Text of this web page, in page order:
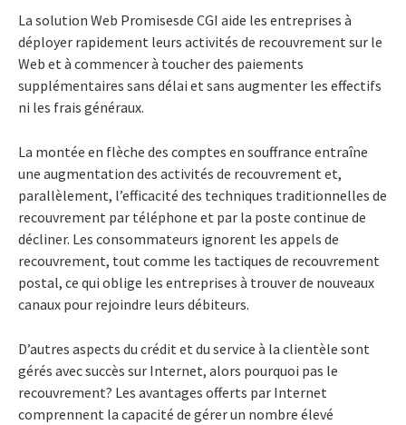
La solution Web Promisesde CGI aide les entreprises à
déployer rapidement leurs activités de recouvrement sur le
Web et à commencer à toucher des paiements
supplémentaires sans délai et sans augmenter les effectifs
ni les frais généraux.
La montée en flèche des comptes en souffrance entraîne
une augmentation des activités de recouvrement et,
parallèlement, l’efficacité des techniques traditionnelles de
recouvrement par téléphone et par la poste continue de
décliner. Les consommateurs ignorent les appels de
recouvrement, tout comme les tactiques de recouvrement
postal, ce qui oblige les entreprises à trouver de nouveaux
canaux pour rejoindre leurs débiteurs.
D’autres aspects du crédit et du service à la clientèle sont
gérés avec succès sur Internet, alors pourquoi pas le
recouvrement? Les avantages offerts par Internet
comprennent la capacité de gérer un nombre élevé